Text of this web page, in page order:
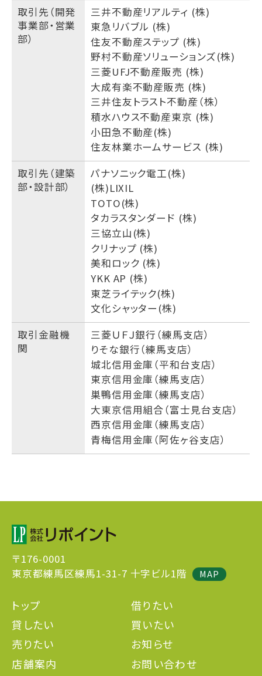
取引先（開発
事業部・営業
部）
三井不動産リアルティ (株)
東急リバブル (株)
住友不動産ステップ (株)
野村不動産ソリューションズ(株)
三菱UFJ不動産販売 (株)
大成有楽不動産販売 (株)
三井住友トラスト不動産（株）
積水ハウス不動産東京 (株)
小田急不動産(株)
住友林業ホームサービス (株)
取引先（建築
部・設計部）
パナソニック電工(株)
(株)LIXIL
TOTO(株)
タカラスタンダード (株)
三協立山(株)
クリナップ (株)
美和ロック (株)
YKK AP (株)
東芝ライテック(株)
文化シャッター(株)
取引金融機
関
三菱ＵＦＪ銀行（練馬支店）
りそな銀行（練馬支店）
城北信用金庫（平和台支店）
東京信用金庫（練馬支店）
巣鴨信用金庫（練馬支店）
大東京信用組合（富士見台支店）
西京信用金庫（練馬支店）
青梅信用金庫（阿佐ヶ谷支店）
〒176-0001
東京都練馬区練馬1-31-7 十字ビル1階
MAP
トップ
借りたい
貸したい
買いたい
売りたい
お知らせ
店舗案内
お問い合わせ